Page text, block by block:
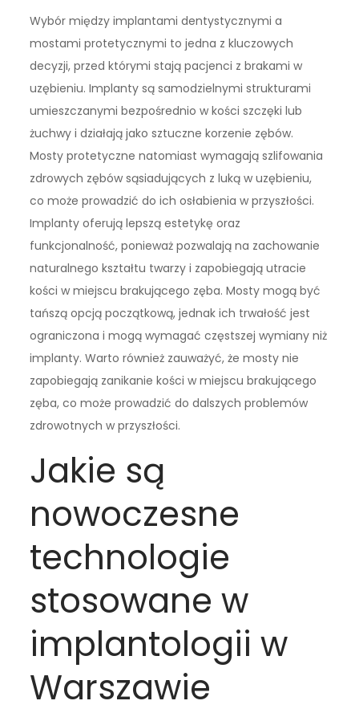
Wybór między implantami dentystycznymi a
mostami protetycznymi to jedna z kluczowych
decyzji, przed którymi stają pacjenci z brakami w
uzębieniu. Implanty są samodzielnymi strukturami
umieszczanymi bezpośrednio w kości szczęki lub
żuchwy i działają jako sztuczne korzenie zębów.
Mosty protetyczne natomiast wymagają szlifowania
zdrowych zębów sąsiadujących z luką w uzębieniu,
co może prowadzić do ich osłabienia w przyszłości.
Implanty oferują lepszą estetykę oraz
funkcjonalność, ponieważ pozwalają na zachowanie
naturalnego kształtu twarzy i zapobiegają utracie
kości w miejscu brakującego zęba. Mosty mogą być
tańszą opcją początkową, jednak ich trwałość jest
ograniczona i mogą wymagać częstszej wymiany niż
implanty. Warto również zauważyć, że mosty nie
zapobiegają zanikanie kości w miejscu brakującego
zęba, co może prowadzić do dalszych problemów
zdrowotnych w przyszłości.
Jakie są
nowoczesne
technologie
stosowane w
implantologii w
Warszawie